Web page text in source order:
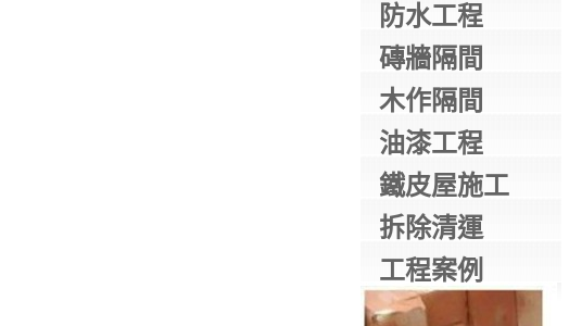
防水工程
磚牆隔間
木作隔間
油漆工程
鐵皮屋施工
拆除清運
工程案例